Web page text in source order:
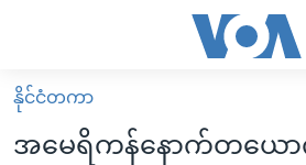
လွယ်ကူ
စေ
မူလစာမျက်နှာ
မြန်မာ
နိုင်ငံတကာ
အမေရိကန်နောက်တယော